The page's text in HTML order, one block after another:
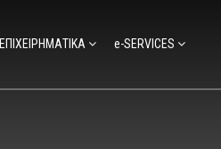
ΕΠΙΧΕΙΡΗΜΑΤΙΚΑ e-SERVICES